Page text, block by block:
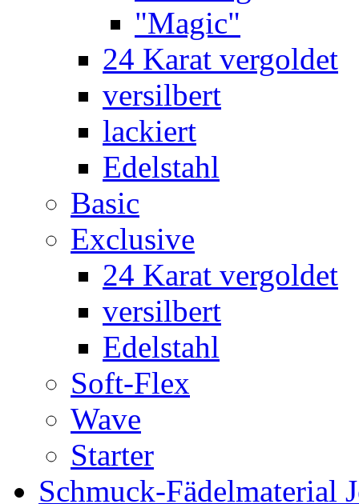
"Magic"
24 Karat vergoldet
versilbert
lackiert
Edelstahl
Basic
Exclusive
24 Karat vergoldet
versilbert
Edelstahl
Soft-Flex
Wave
Starter
Schmuck-Fädelmaterial